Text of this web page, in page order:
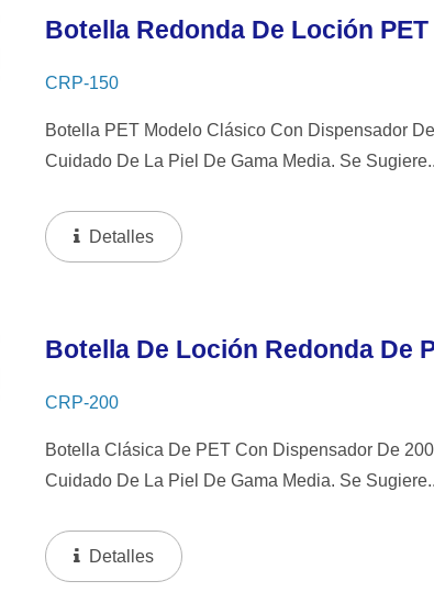
Botella Redonda De Loción PET
CRP-150
Botella PET Modelo Clásico Con Dispensador
Cuidado De La Piel De Gama Media. Se
Detalles
Botella De Loción Redonda De
CRP-200
Botella Clásica De PET Con Dispensador De
Cuidado De La Piel De Gama Media. Se
Detalles